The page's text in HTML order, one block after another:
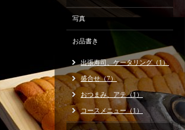
写真
お品書き
出張寿司、ケータリング（1）
盛合せ（7）
おつまみ、アテ（1）
コースメニュー（1）